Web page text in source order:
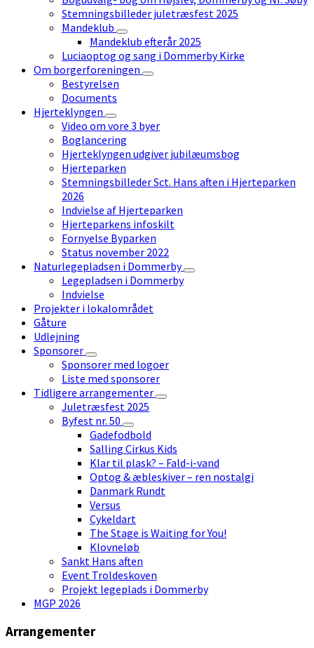
Stemningsbilleder juletræsfest 2025
Mandeklub
Mandeklub efterår 2025
Luciaoptog og sang i Dommerby Kirke
Om borgerforeningen
Bestyrelsen
Documents
Hjerteklyngen
Video om vore 3 byer
Boglancering
Hjerteklyngen udgiver jubilæumsbog
Hjerteparken
Stemningsbilleder Sct. Hans aften i Hjerteparken
2026
Indvielse af Hjerteparken
Hjerteparkens infoskilt
Fornyelse Byparken
Status november 2022
Naturlegepladsen i Dommerby
Legepladsen i Dommerby
Indvielse
Projekter i lokalområdet
Gåture
Udlejning
Sponsorer
Sponsorer med logoer
Liste med sponsorer
Tidligere arrangementer
Juletræsfest 2025
Byfest nr. 50
Gadefodbold
Salling Cirkus Kids
Klar til plask? – Fald-i-vand
Optog & æbleskiver – ren nostalgi
Danmark Rundt
Versus
Cykeldart
The Stage is Waiting for You!
Klovneløb
Sankt Hans aften
Event Troldeskoven
Projekt legeplads i Dommerby
MGP 2026
Arrangementer